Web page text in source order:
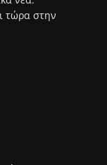
τώρα στην